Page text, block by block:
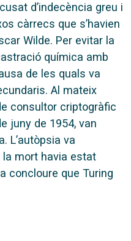
d’indecència greu i
càrrecs que s’havien
Wilde. Per evitar la
química amb
de les quals va
Al mateix
consultor criptogràfic
juny de 1954, van
L’autòpsia va
mort havia estat
concloure que Turing